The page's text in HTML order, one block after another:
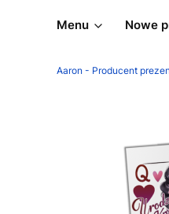
Menu Nowe
Aaron - Producent